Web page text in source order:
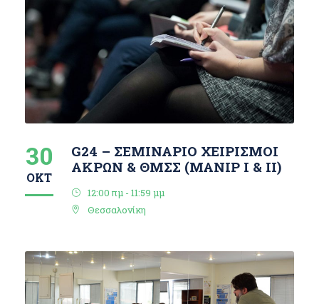
30
ΟΚΤ
G24 – ΣΕΜΙΝΑΡΙΟ ΧΕΙΡΙΣΜΟΙ
ΑΚΡΩΝ & ΘΜΣΣ (ΜΑΝΙΡ I & ΙΙ)
12:00 πμ - 11:59 μμ
Θεσσαλονίκη